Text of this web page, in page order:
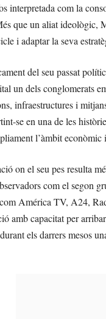
interpretada com la
que un aliat ideològic,
i adaptar la seva
del seu passat
un dels conglomerats
infraestructures i
se en una de les
l’àmbit
on el seu pes resulta
com el segon
América TV, A24,
amb capacitat per
els darrers mesos